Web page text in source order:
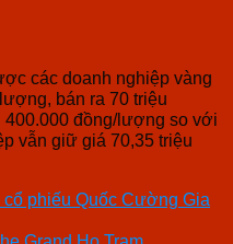
các doanh nghiệp vàng
bán ra 70 triệu
đồng/lượng so với
vẫn giữ giá 70,35 triệu
phiếu Quốc Cường Gia